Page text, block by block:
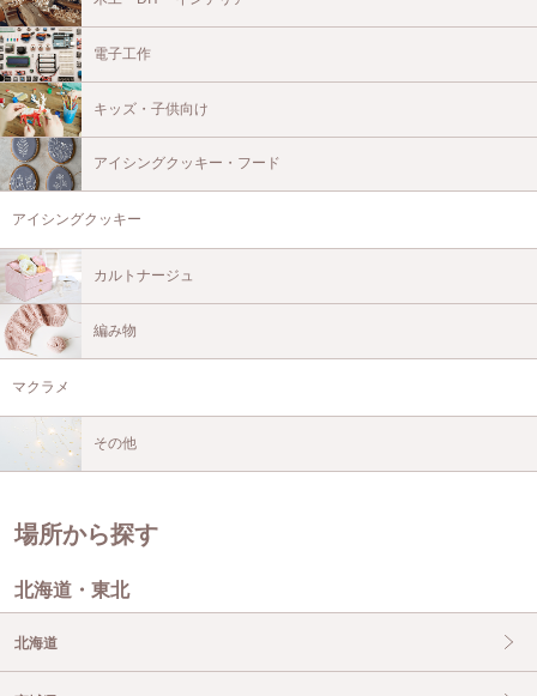
電子工作
キッズ・子供向け
アイシングクッキー・フード
アイシングクッキー
カルトナージュ
編み物
マクラメ
その他
場所から探す
北海道・東北
北海道